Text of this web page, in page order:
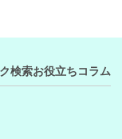
検索お役立ちコラム